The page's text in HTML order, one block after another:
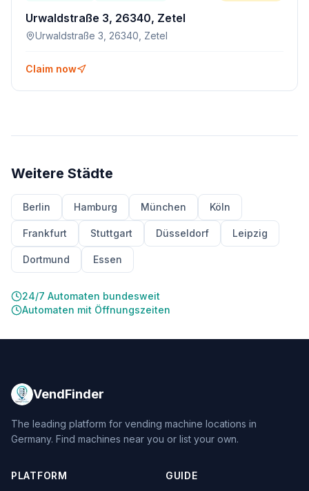
Urwaldstraße 3, 26340, Zetel
Urwaldstraße 3, 26340, Zetel
Claim now
Weitere Städte
Berlin Hamburg München Köln
Frankfurt Stuttgart Düsseldorf Leipzig
Dortmund Essen
24/7 Automaten bundesweit
Automaten mit Öffnungszeiten
VendFinder
The leading platform for vending machine locations in
Germany. Find machines near you or list your own.
PLATFORM GUIDE